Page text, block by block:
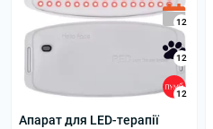
12
12
12
Апарат для LED-терапії